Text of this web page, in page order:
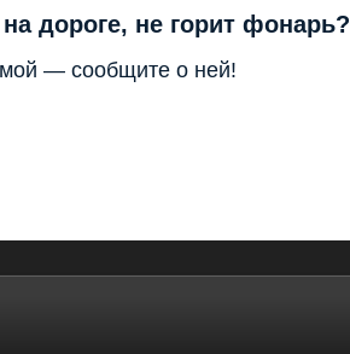
дороге, не горит фонарь?
— сообщите о ней!